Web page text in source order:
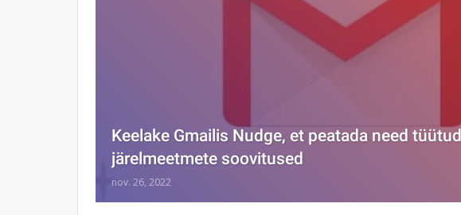
Keelake Gmailis Nudge, et peatada need tüütud
järelmeetmete soovitused
nov. 26, 2022